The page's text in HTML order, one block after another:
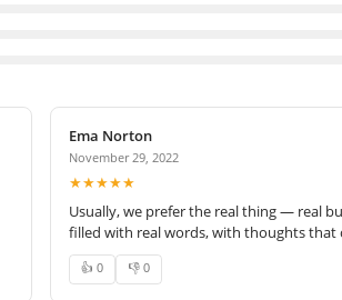
Ema Norton
November 29, 2022
★★★★★
Usually, we prefer the real thing — real
filled with real words, with thoughts that
👍 0 👎 0